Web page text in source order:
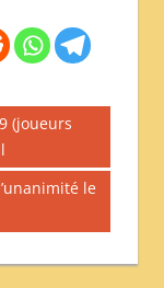
(joueurs
le